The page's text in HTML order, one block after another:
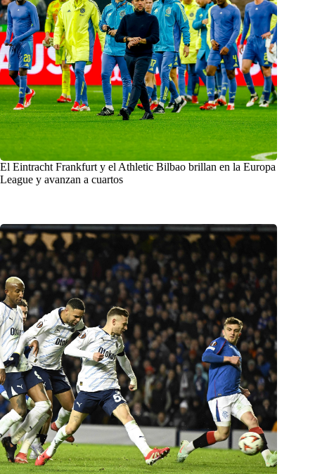
El Eintracht Frankfurt y el Athletic Bilbao brillan en la Europa
League y avanzan a cuartos